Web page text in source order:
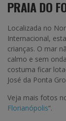
PRAIA DO
Localizada no
Internacional,
crianças. O mar
calmo e sem
costuma ficar
José da Ponta
Veja mais fotos
Florianópolis“.